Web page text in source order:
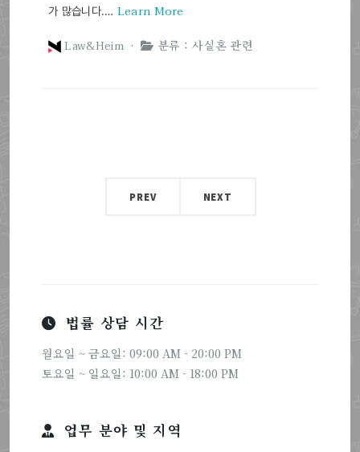
가 많습니다.… Learn More
Law&Heim ·
분류 : 사실혼 관련
PREV NEXT
법률 상담 시간
월요일 ~ 금요일: 09:00 AM - 20:00 PM
토요일 ~ 일요일: 10:00 AM - 18:00 PM
업무 분야 및 지역